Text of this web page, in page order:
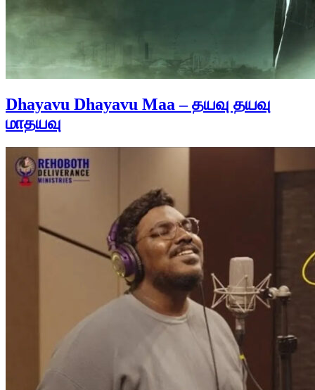
Dhayavu Dhayavu Maa – தயவு தயவு
மாதயவு